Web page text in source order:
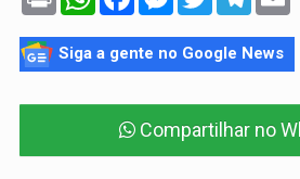
Siga a gente no Google News
Compartilhar no